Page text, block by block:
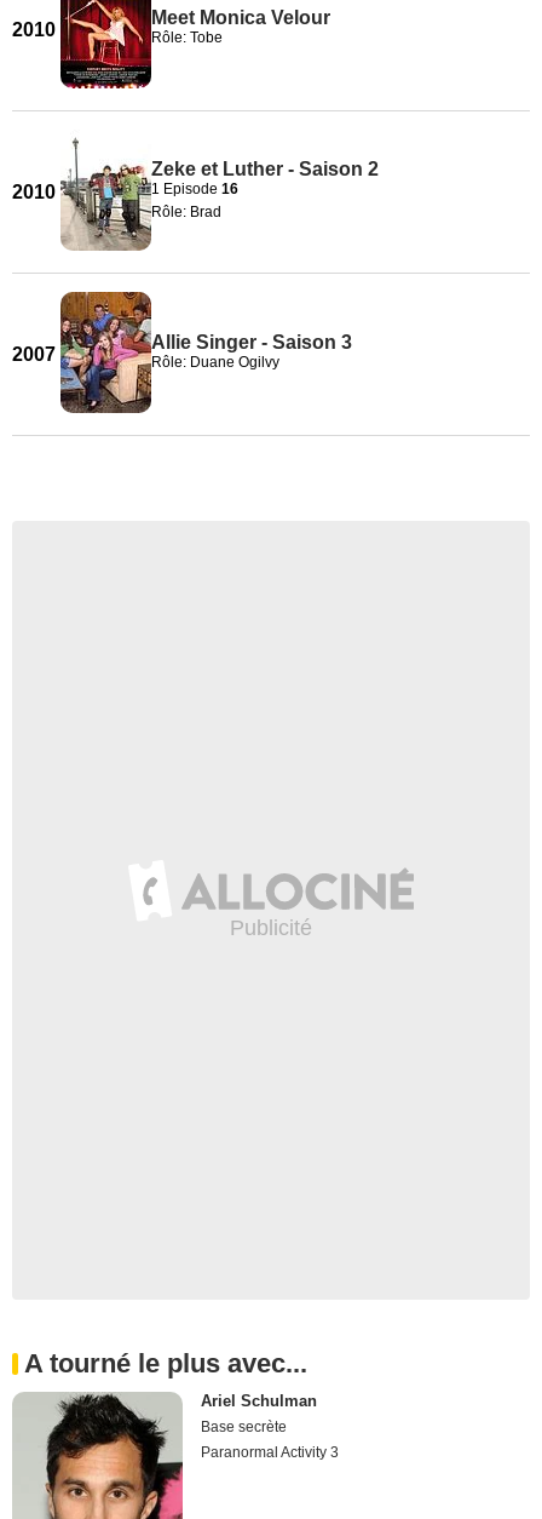
2010
Meet Monica Velour
Rôle: Tobe
2010
Zeke et Luther - Saison 2
1 Episode 16
Rôle: Brad
2007
Allie Singer - Saison 3
Rôle: Duane Ogilvy
A tourné le plus avec...
Ariel Schulman
Base secrète
Paranormal Activity 3